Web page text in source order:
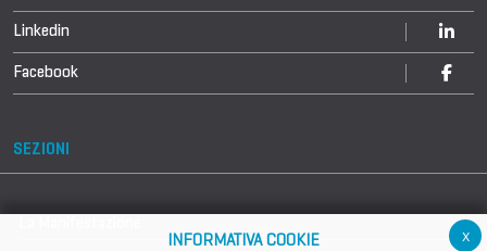
Linkedin
Facebook
SEZIONI
x
INFORMATIVA COOKIE